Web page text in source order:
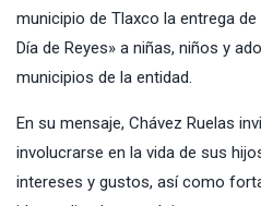
municipio de Tlaxco la entrega
Día de Reyes» a niñas, niños y
municipios de la entidad.
En su mensaje, Chávez Ruelas
involucrarse en la vida de sus
intereses y gustos, así como